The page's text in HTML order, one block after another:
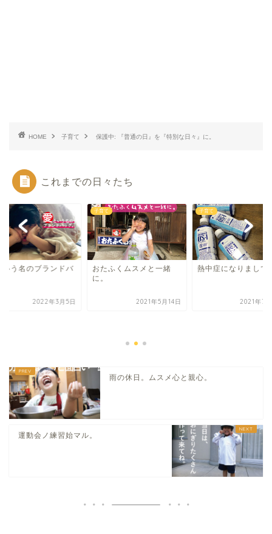
HOME 子育て 保護中: 『普通の日』を『特別な日々』に。
これまでの日々たち
いう名のブランドバ
2022年3月5日
子育て
おたふくムスメと一緒
に。
2021年5月14日
子育て
熱中症になりまして
2021年7
雨の休日。ムスメ心と親心。
運動会ノ練習始マル。